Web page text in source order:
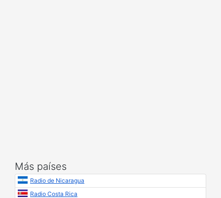
Más países
Radio de Nicaragua
Radio Costa Rica